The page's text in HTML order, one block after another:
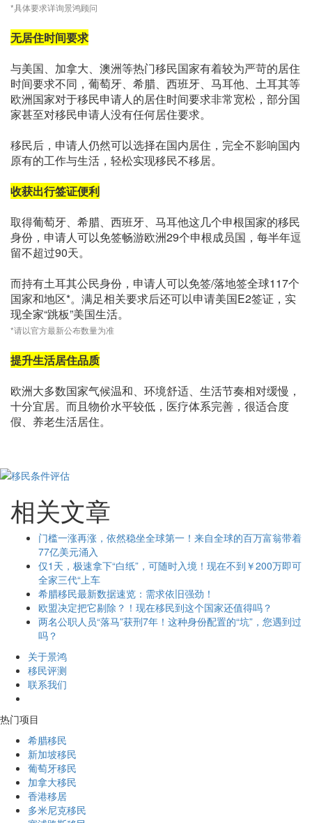
*具体要求详询景鸿顾问
无居住时间要求
与美国、加拿大、澳洲等热门移民国家有着较为严苛的居住
时间要求不同，葡萄牙、希腊、西班牙、马耳他、土耳其等
欧洲国家对于移民申请人的居住时间要求非常宽松，部分国
家甚至对移民申请人没有任何居住要求。
移民后，申请人仍然可以选择在国内居住，完全不影响国内
原有的工作与生活，轻松实现移民不移居。
收获出行签证便利
取得葡萄牙、希腊、西班牙、马耳他这几个申根国家的移民
身份，申请人可以免签畅游欧洲29个申根成员国，每半年逗
留不超过90天。
而持有土耳其公民身份，申请人可以免签/落地签全球117个
国家和地区*。满足相关要求后还可以申请美国E2签证，实
现全家“跳板”美国生活。
*请以官方最新公布数量为准
提升生活居住品质
欧洲大多数国家气候温和、环境舒适、生活节奏相对缓慢，
十分宜居。而且物价水平较低，医疗体系完善，很适合度
假、养老生活居住。
相关文章
门槛一涨再涨，依然稳坐全球第一！来自全球的百万富翁带着
77亿美元涌入
仅1天，极速拿下“白纸”，可随时入境！现在不到￥200万即可
全家三代“上车
希腊移民最新数据速览：需求依旧强劲！
欧盟决定把它剔除？！现在移民到这个国家还值得吗？
两名公职人员“落马”获刑7年！这种身份配置的“坑”，您遇到过
吗？
关于景鸿
移民评测
联系我们
热门项目
希腊移民
新加坡移民
葡萄牙移民
加拿大移民
香港移居
多米尼克移民